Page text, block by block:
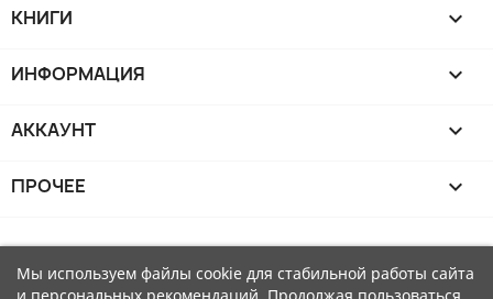
КНИГИ 
ИНФОРМАЦИЯ 
АККАУНТ 
ПРОЧЕЕ 
Мы используем файлы cookie для стабильной работы сайта